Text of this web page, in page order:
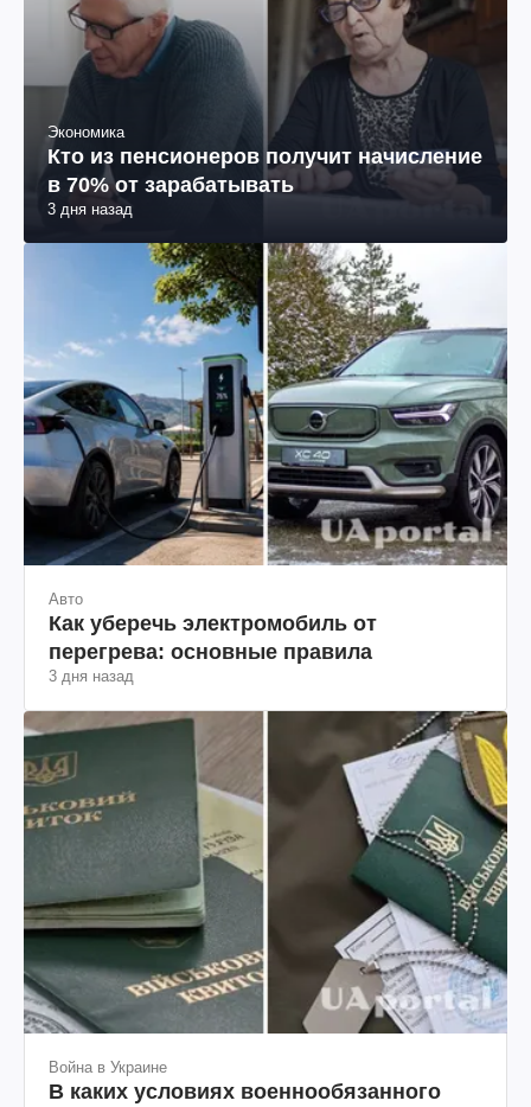
Экономика
Кто из пенсионеров получит начисление
в 70% от зарабатывать
3 дня назад
Авто
Как уберечь электромобиль от
перегрева: основные правила
3 дня назад
Война в Украине
В каких условиях военнообязанного